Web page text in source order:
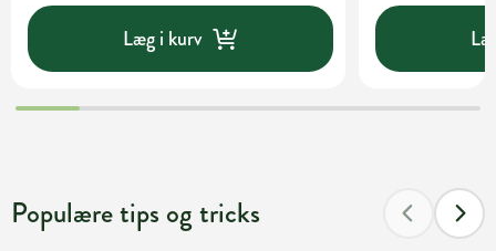
Læg i kurv
Populære tips og tricks